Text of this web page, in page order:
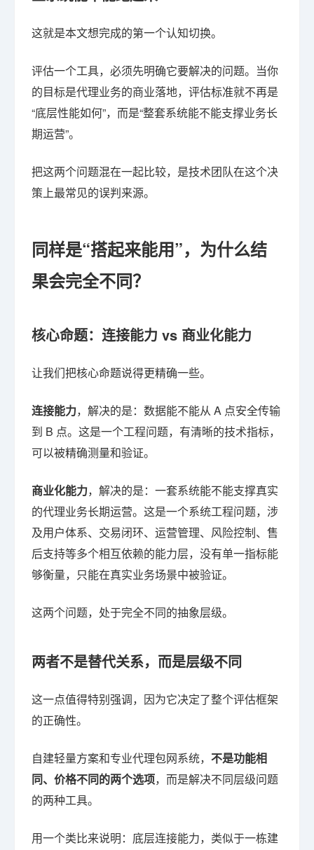
这就是本文想完成的第一个认知切换。
评估一个工具，必须先明确它要解决的问题。当你
的目标是代理业务的商业落地，评估标准就不再是
“底层性能如何”，而是“整套系统能不能支撑业务长
期运营”。
把这两个问题混在一起比较，是技术团队在这个决
策上最常见的误判来源。
同样是“搭起来能用”，为什么结
果会完全不同？
核心命题：连接能力 vs 商业化能力
让我们把核心命题说得更精确一些。
连接能力，解决的是：数据能不能从 A 点安全传输
到 B 点。这是一个工程问题，有清晰的技术指标，
可以被精确测量和验证。
商业化能力，解决的是：一套系统能不能支撑真实
的代理业务长期运营。这是一个系统工程问题，涉
及用户体系、交易闭环、运营管理、风险控制、售
后支持等多个相互依赖的能力层，没有单一指标能
够衡量，只能在真实业务场景中被验证。
这两个问题，处于完全不同的抽象层级。
两者不是替代关系，而是层级不同
这一点值得特别强调，因为它决定了整个评估框架
的正确性。
自建轻量方案和专业代理包网系统， 不是功能相
同、价格不同的两个选项，而是解决不同层级问题
的两种工具。
用一个类比来说明：底层连接能力，类似于一栋建